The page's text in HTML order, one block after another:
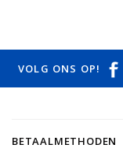
VOLG ONS OP!
BETAALMETHODEN